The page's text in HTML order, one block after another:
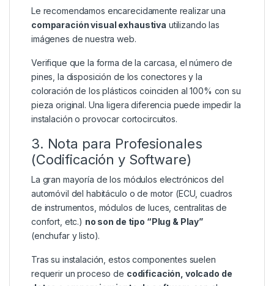
Le recomendamos encarecidamente realizar una
comparación visual exhaustiva utilizando las
imágenes de nuestra web.
Verifique que la forma de la carcasa, el número de
pines, la disposición de los conectores y la
coloración de los plásticos coinciden al 100% con su
pieza original. Una ligera diferencia puede impedir la
instalación o provocar cortocircuitos.
3. Nota para Profesionales
(Codificación y Software)
La gran mayoría de los módulos electrónicos del
automóvil del habitáculo o de motor (ECU, cuadros
de instrumentos, módulos de luces, centralitas de
confort, etc.) no son de tipo “Plug & Play”
(enchufar y listo).
Tras su instalación, estos componentes suelen
requerir un proceso de codificación, volcado de